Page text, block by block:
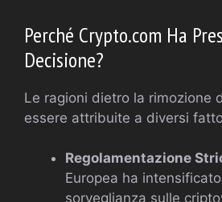
Perché Crypto.com Ha
Decisione?
Le ragioni dietro la rimozione
essere attribuite a diversi
Regolamentazione
Europea ha
sorveglianza sulle